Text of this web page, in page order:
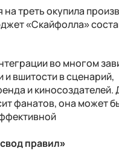
на треть окупила
«Скайфолла»
во многом
вшитости в сценарий,
и киносоздателей.
фанатов, она может
правил»